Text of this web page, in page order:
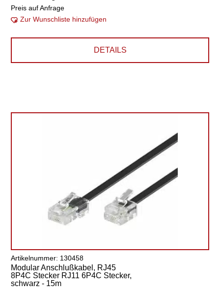
Preis auf Anfrage
Zur Wunschliste hinzufügen
DETAILS
Artikelnummer: 130458
Modular Anschlußkabel, RJ45
8P4C Stecker RJ11 6P4C Stecker,
schwarz - 15m